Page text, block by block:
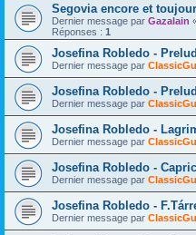
Segovia encore et
Dernier message par Gazalain
Réponses : 1
Josefina Robledo -
Dernier message par
Josefina Robledo -
Dernier message par
Josefina Robledo -
Dernier message par
Josefina Robledo -
Dernier message par
Josefina Robledo -
Dernier message par